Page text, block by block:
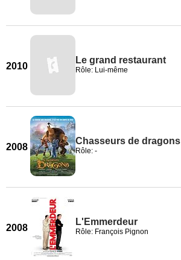
2010
Le grand restaurant
Rôle: Lui-même
2008
Chasseurs de dragons
Rôle: -
2008
L'Emmerdeur
Rôle: François Pignon